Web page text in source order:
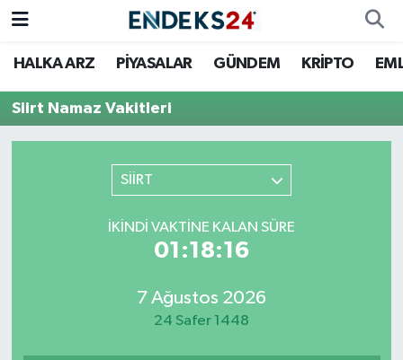
HALKA ARZ PİYASALAR GÜNDEM KRİPTO
Siirt Namaz Vakitleri
SİİRT
İKINDI VAKTINE KALAN SÜRE
01:18:16
7 Ağustos 2026
24 Safer 1448
EMLAK
ENERJİ
Nöbetçi Eczaneler
Hava Durumu
Tüm Manşetler
Son Dakika Haberleri